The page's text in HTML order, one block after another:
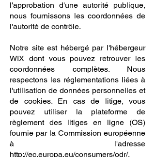
l'approbation d'une autorité publique,
nous fournissons les coordonnées de
l'autorité de contrôle.
Notre site est hébergé par l'hébergeur
WIX dont vous pouvez retrouver les
coordonnées complètes. Nous
respectons les réglementations liées à
l'utilisation de données personnelles et
de cookies. En cas de litige, vous
pouvez utiliser la plateforme de
règlement des litiges en ligne (OS)
fournie par la Commission européenne
à l'adresse
http://ec.europa.eu/consumers/odr/.